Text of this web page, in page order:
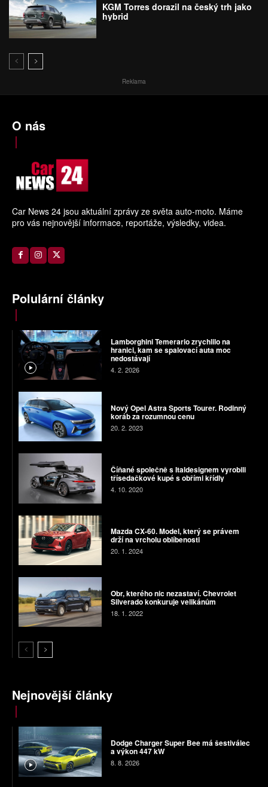
KGM Torres dorazil na český trh jako
hybrid
Reklama
O nás
Car News 24 jsou aktuální zprávy ze světa auto-moto. Máme
pro vás nejnovější informace, reportáže, výsledky, videa.
Polulární články
Lamborghini Temerario zrychlilo na
hranici, kam se spalovací auta moc
nedostávají
4. 2. 2026
Nový Opel Astra Sports Tourer. Rodinný
koráb za rozumnou cenu
20. 2. 2023
Číňané společně s Italdesignem vyrobili
třísedačkové kupé s obřími křídly
4. 10. 2020
Mazda CX-60. Model, který se právem
drží na vrcholu oblíbenosti
20. 1. 2024
Obr, kterého nic nezastaví. Chevrolet
Silverado konkuruje velikánům
18. 1. 2022
Nejnovější články
Dodge Charger Super Bee má šestiválec
a výkon 447 kW
8. 8. 2026